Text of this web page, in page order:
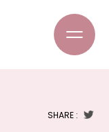
SHARE :